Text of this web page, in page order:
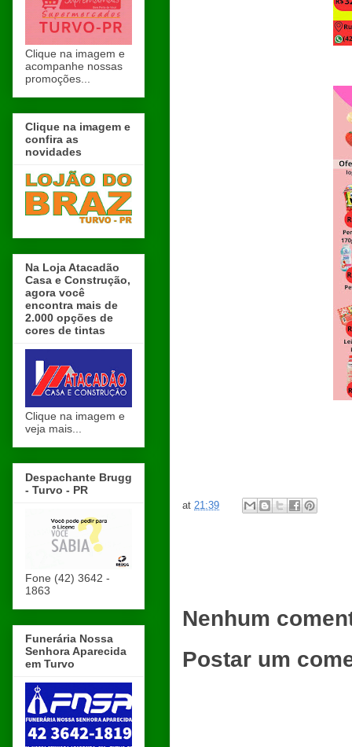
at 21:39
Nenhum
Postar um
Clique na imagem e
acompanhe nossas
promoções...
Clique na imagem e
confira as
novidades
Na Loja Atacadão
Casa e Construção,
agora você
encontra mais de
2.000 opções de
cores de tintas
Clique na imagem e
veja mais...
Despachante Brugg
- Turvo - PR
Fone (42) 3642 -
1863
Funerária Nossa
Senhora Aparecida
em Turvo